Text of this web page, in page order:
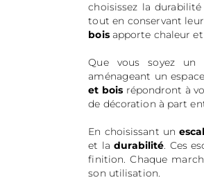
choisissez la
tout en conservant
boisapporte chaleur
Que vous soyez un
aménageant un
et bois répondront à
de décoration à part
En choisissant un
et ladurabilité. Ces
finition. Chaque
son utilisation.